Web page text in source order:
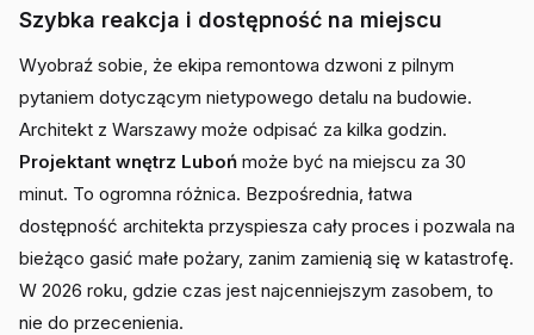
Szybka reakcja i dostępność na miejscu
Wyobraź sobie, że ekipa remontowa dzwoni z pilnym
pytaniem dotyczącym nietypowego detalu na budowie.
Architekt z Warszawy może odpisać za kilka godzin.
Projektant wnętrz Luboń może być na miejscu za 30
minut. To ogromna różnica. Bezpośrednia, łatwa
dostępność architekta przyspiesza cały proces i pozwala na
bieżąco gasić małe pożary, zanim zamienią się w katastrofę.
W 2026 roku, gdzie czas jest najcenniejszym zasobem, to
nie do przecenienia.